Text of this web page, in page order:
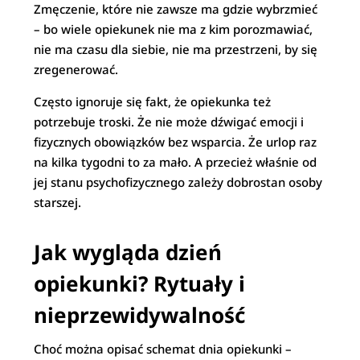
Zmęczenie, które nie zawsze ma gdzie wybrzmieć
– bo wiele opiekunek nie ma z kim porozmawiać,
nie ma czasu dla siebie, nie ma przestrzeni, by się
zregenerować.
Często ignoruje się fakt, że opiekunka też
potrzebuje troski. Że nie może dźwigać emocji i
fizycznych obowiązków bez wsparcia. Że urlop raz
na kilka tygodni to za mało. A przecież właśnie od
jej stanu psychofizycznego zależy dobrostan osoby
starszej.
Jak wygląda dzień
opiekunki? Rytuały i
nieprzewidywalność
Choć można opisać schemat dnia opiekunki –